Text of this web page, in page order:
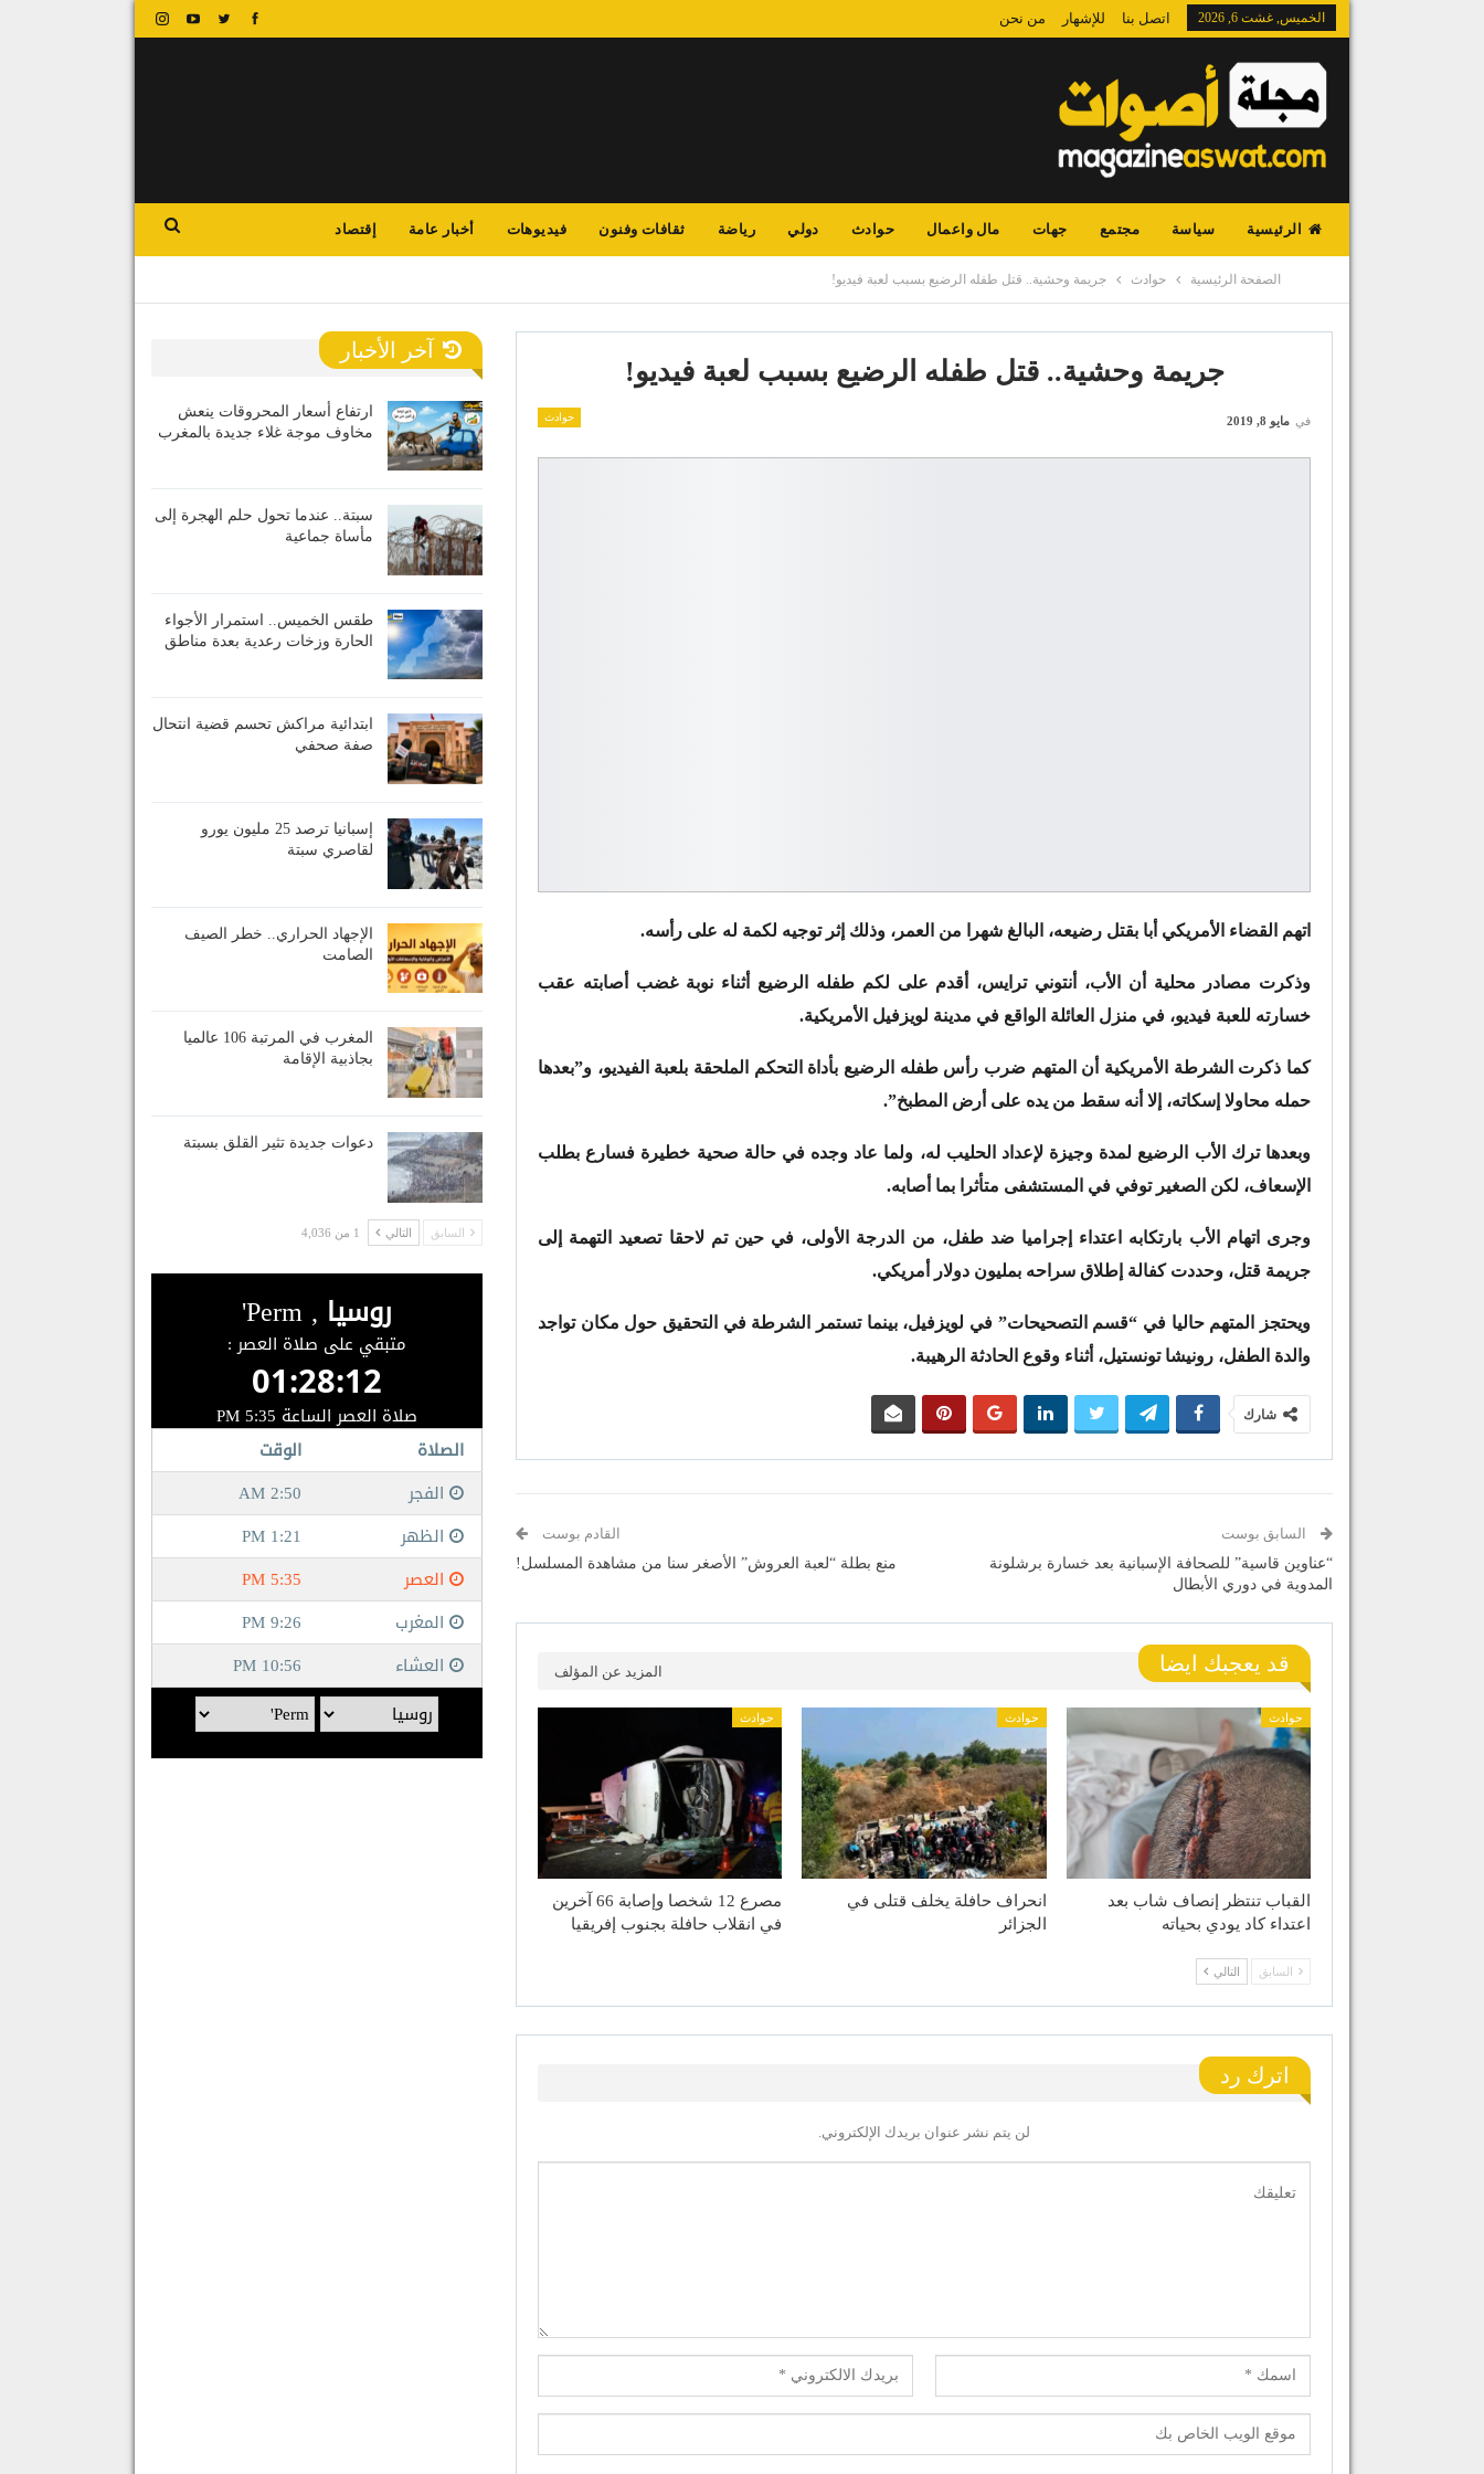
الخميس, غشت 6, 2026 اتصل بنا للإشهار من نحن
الرئيسية سياسة مجتمع جهات مال واعمال حوادث دولي رياضة ثقافات وفنون فيديوهات أخبار عامة إقتصاد
الصفحة الرئيسية حوادث جريمة وحشية.. قتل طفله الرضيع بسبب لعبة فيديو!
جريمة وحشية.. قتل طفله الرضيع بسبب لعبة فيديو!
حوادث في مايو 8, 2019
اتهم القضاء الأمريكي أبا بقتل رضيعه، البالغ شهرا من العمر، وذلك إثر توجيه لكمة له على رأسه.
وذكرت مصادر محلية أن الأب، أنتوني ترايس، أقدم على لكم طفله الرضيع أثناء نوبة غضب أصابته عقب
خسارته للعبة فيديو، في منزل العائلة الواقع في مدينة لويزفيل الأمريكية.
كما ذكرت الشرطة الأمريكية أن المتهم ضرب رأس طفله الرضيع بأداة التحكم الملحقة بلعبة الفيديو، و”بعدها
حمله محاولا إسكاته، إلا أنه سقط من يده على أرض المطبخ”.
وبعدها ترك الأب الرضيع لمدة وجيزة لإعداد الحليب له، ولما عاد وجده في حالة صحية خطيرة فسارع بطلب
الإسعاف، لكن الصغير توفي في المستشفى متأثرا بما أصابه.
وجرى اتهام الأب بارتكابه اعتداء إجراميا ضد طفل، من الدرجة الأولى، في حين تم لاحقا تصعيد التهمة إلى
جريمة قتل، وحددت كفالة إطلاق سراحه بمليون دولار أمريكي.
ويحتجز المتهم حاليا في “قسم التصحيحات” في لويزفيل، بينما تستمر الشرطة في التحقيق حول مكان تواجد
والدة الطفل، رونيشا تونستيل، أثناء وقوع الحادثة الرهيبة.
شارك
السابق بوست
“عناوين قاسية” للصحافة الإسبانية بعد خسارة برشلونة
المدوية في دوري الأبطال
القادم بوست
منع بطلة “لعبة العروش” الأصغر سنا من مشاهدة المسلسل!
قد يعجبك ايضا المزيد عن المؤلف
حوادث
القباب تنتظر إنصاف شاب بعد
اعتداء كاد يودي بحياته
حوادث
انحراف حافلة يخلف قتلى في
الجزائر
حوادث
مصرع 12 شخصا وإصابة 66 آخرين
في انقلاب حافلة بجنوب إفريقيا
السابق التالي
اترك رد
لن يتم نشر عنوان بريدك الإلكتروني.
آخر الأخبار
ارتفاع أسعار المحروقات ينعش
مخاوف موجة غلاء جديدة بالمغرب
سبتة.. عندما تحول حلم الهجرة إلى
مأساة جماعية
طقس الخميس.. استمرار الأجواء
الحارة وزخات رعدية بعدة مناطق
ابتدائية مراكش تحسم قضية انتحال
صفة صحفي
إسبانيا ترصد 25 مليون يورو
لقاصري سبتة
الإجهاد الحراري.. خطر الصيف
الصامت
المغرب في المرتبة 106 عالميا
بجاذبية الإقامة
دعوات جديدة تثير القلق بسبتة
السابق التالي 1 من 4,036